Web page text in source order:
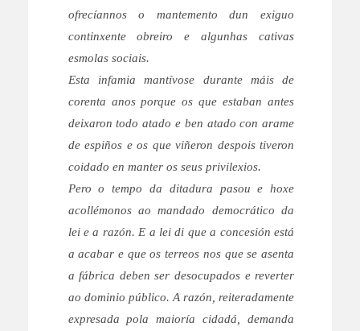
ofrecíannos o mantemento dun exiguo
continxente obreiro e algunhas cativas
esmolas sociais.
Esta infamia mantívose durante máis de
corenta anos porque os que estaban antes
deixaron todo atado e ben atado con arame
de espiños e os que viñeron despois tiveron
coidado en manter os seus privilexios.
Pero o tempo da ditadura pasou e hoxe
acollémonos ao mandado democrático da
lei e a razón. E a lei di que a concesión está
a acabar e que os terreos nos que se asenta
a fábrica deben ser desocupados e reverter
ao dominio público. A razón, reiteradamente
expresada pola maioría cidadá, demanda